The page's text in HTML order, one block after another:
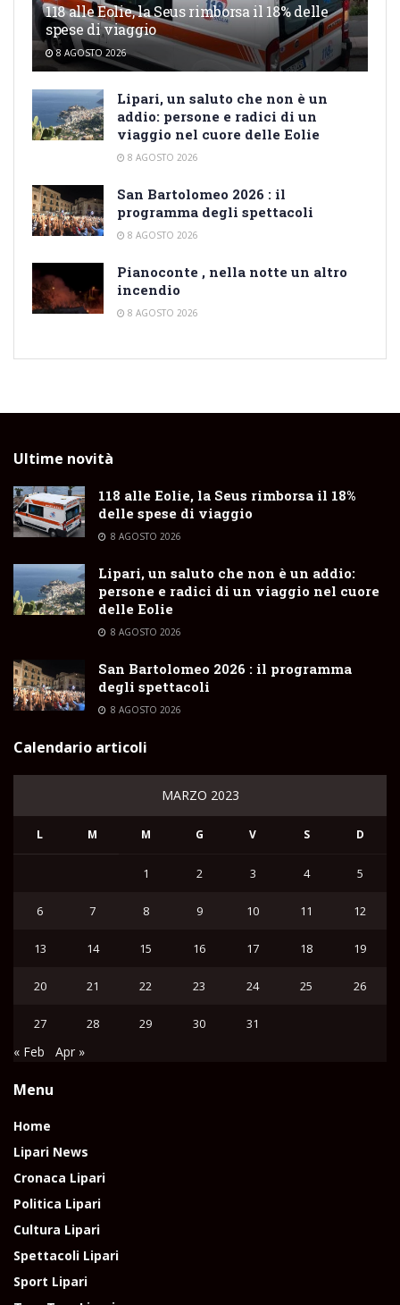
118 alle Eolie, la Seus rimborsa il 18% delle
spese di viaggio
8 AGOSTO 2026
Lipari, un saluto che non è un
addio: persone e radici di un
viaggio nel cuore delle Eolie
8 AGOSTO 2026
San Bartolomeo 2026 : il
programma degli spettacoli
8 AGOSTO 2026
Pianoconte , nella notte un altro
incendio
8 AGOSTO 2026
Ultime novità
118 alle Eolie, la Seus rimborsa il 18%
delle spese di viaggio
8 AGOSTO 2026
Lipari, un saluto che non è un addio:
persone e radici di un viaggio nel cuore
delle Eolie
8 AGOSTO 2026
San Bartolomeo 2026 : il programma
degli spettacoli
8 AGOSTO 2026
Calendario articoli
MARZO 2023
L M M G V S D
1 2 3 4 5
6 7 8 9 10 11 12
13 14 15 16 17 18 19
20 21 22 23 24 25 26
27 28 29 30 31
« Feb Apr »
Menu
Home
Lipari News
Cronaca Lipari
Politica Lipari
Cultura Lipari
Spettacoli Lipari
Sport Lipari